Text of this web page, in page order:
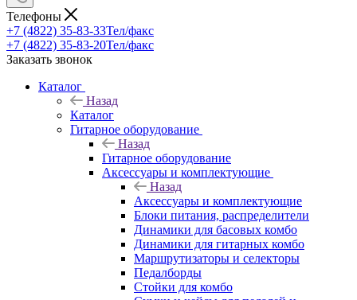
Телефоны
+7 (4822) 35-83-33Тел/факс
+7 (4822) 35-83-20Тел/факс
Заказать звонок
Каталог
Назад
Каталог
Гитарное оборудование
Назад
Гитарное оборудование
Аксессуары и комплектующие
Назад
Аксессуары и комплектующие
Блоки питания, распределители
Динамики для басовых комбо
Динамики для гитарных комбо
Маршрутизаторы и селекторы
Педалборды
Стойки для комбо